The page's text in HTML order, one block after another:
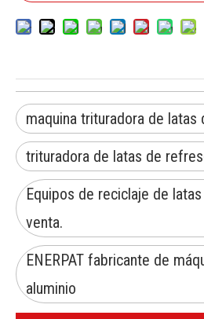
maquina trituradora de latas
trituradora de latas de
Equipos de reciclaje de
venta.
ENERPAT fabricante de
aluminio